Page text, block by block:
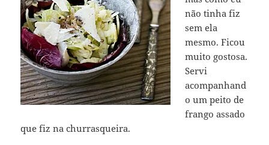
não tinha fiz
sem ela
mesmo. Ficou
muito gostosa.
Servi
acompanhand
o um peito de
frango assado
que fiz na churrasqueira.